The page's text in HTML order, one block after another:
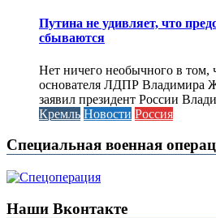
Путина не удивляет, что
сбываются
Нет ничего необычного в том,
основателя ЛДПР Владимира
заявил президент России
Кремль Новости Россия
Специальная военная
Наши Вконтакте